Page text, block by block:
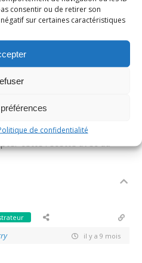
consentir ou de retirer son
sur certaines caractéristiques
de confidentialité
belle croute dorée ! merci
le saumon chez nous, mais
cette recette avec du
il y a 9 mois